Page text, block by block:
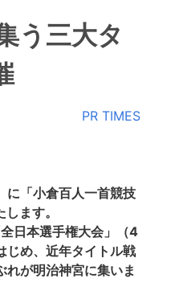
う三大タ
PR TIMES
「小倉百人一首競技
ます。
日本選手権大会」（4
じめ、近年タイトル戦
れが明治神宮に集いま